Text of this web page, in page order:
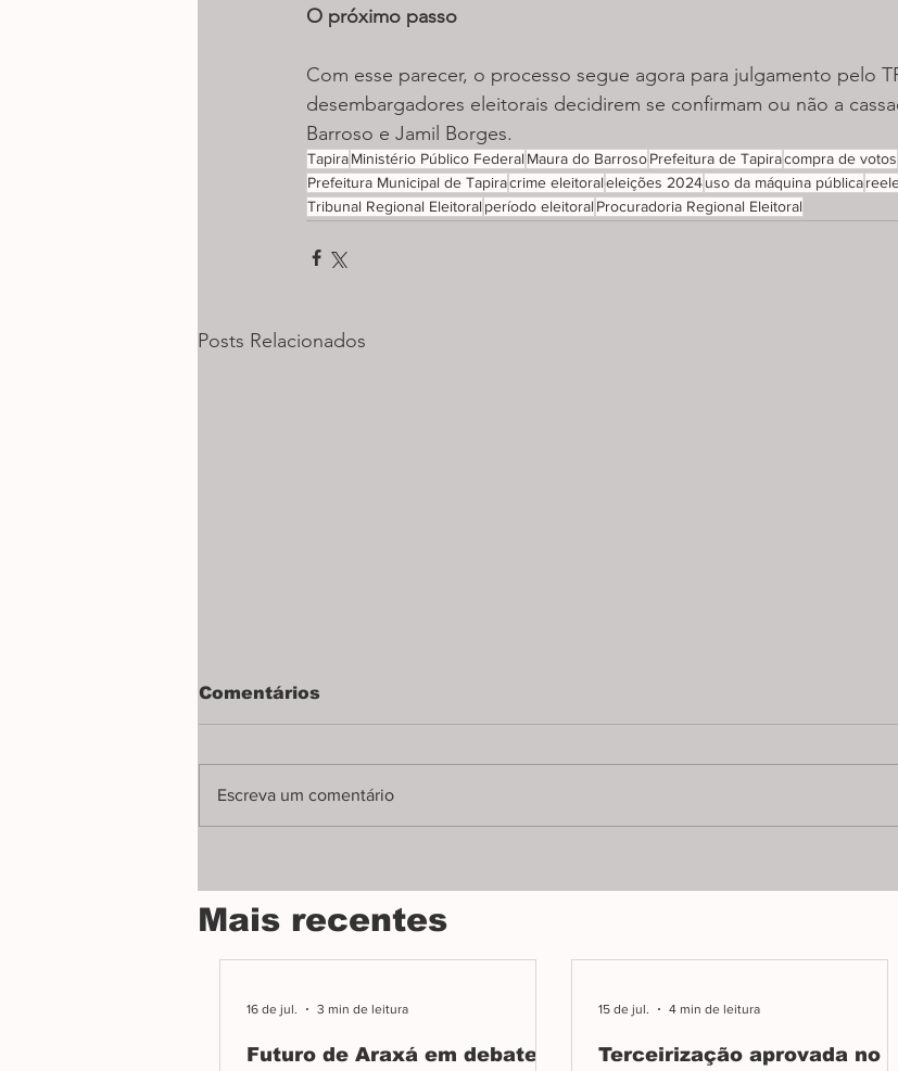
O próximo passo
Com esse parecer, o processo segue agora para julgamento pelo
desembargadores eleitorais decidirem se confirmam ou não a
Barroso e Jamil Borges.
TapiraMinistério Público Federal Maura do BarrosoPrefeitura de Tapiracompra de votos
Prefeitura Municipal de Tapiracrime eleitoraleleições 2024uso da máquina pública
Tribunal Regional Eleitoral período eleitoral Procuradoria Regional Eleitoral
Posts Relacionados
Maura investigada por
suposta compra de
votos
Eleitoral autorizam apuração
sobre promessas de casa e
cartão social em troca de apoio
injustiça e desproporcionalidade;
corrupção e abuso de poder na
Comentários
Escreva um comentário
Mais recentes
Futuro de Araxá em debate
16 de jul. 3 min de leitura
Terceirização aprovada no
15 de jul. 4 min de leitura